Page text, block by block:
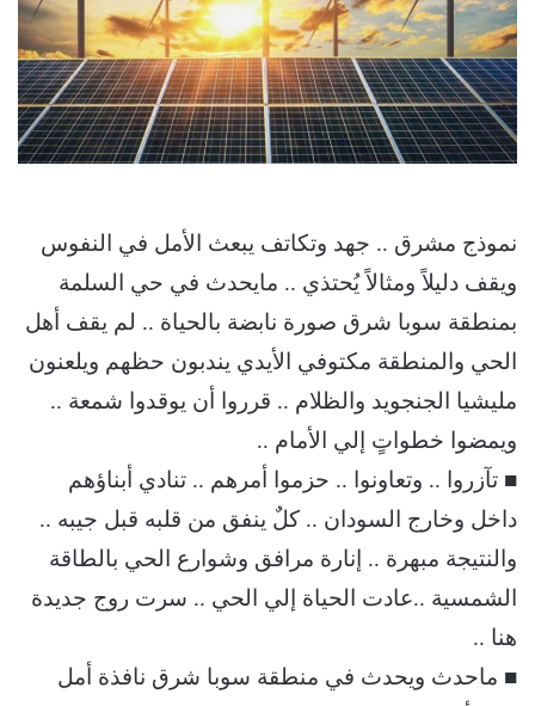
نموذج مشرق .. جهد وتكاتف يبعث الأمل في النفوس
ويقف دليلاً ومثالاً يُحتذي .. مايحدث في حي السلمة
بمنطقة سوبا شرق صورة نابضة بالحياة .. لم يقف أهل
الحي والمنطقة مكتوفي الأيدي يندبون حظهم ويلعنون
مليشيا الجنجويد والظلام .. قرروا أن يوقدوا شمعة ..
ويمضوا خطواتٍ إلي الأمام ..
■ تآزروا .. وتعاونوا .. حزموا أمرهم .. تنادي أبناؤهم
داخل وخارج السودان .. كلٌ ينفق من قلبه قبل جيبه ..
والنتيجة مبهرة .. إنارة مرافق وشوارع الحي بالطاقة
الشمسية ..عادت الحياة إلي الحي .. سرت روج جديدة
هنا ..
■ ماحدث ويحدث في منطقة سوبا شرق نافذة أمل